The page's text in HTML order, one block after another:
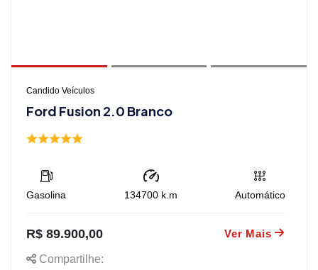
Candido Veículos
Ford Fusion 2.0 Branco
Gasolina 134700k.m Automático
R$ 89.900,00 Ver Mais
Compartilhe: